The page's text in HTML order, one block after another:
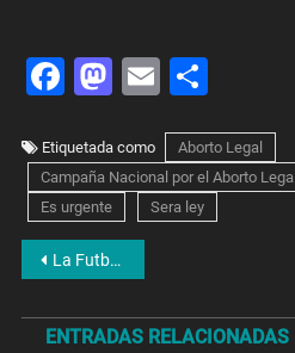
Facebook
Mastodon
EmailShare
Etiquetada como
Aborto Legal
Campaña Nacional por el Aborto Legal
Es urgente
Sera ley
Navegación
de
La Futbolista Argentina ya tiene día: Es por ley el 21 de agosto en honor a ‘Las Pioneras’
ENTRADAS RELACIONADAS